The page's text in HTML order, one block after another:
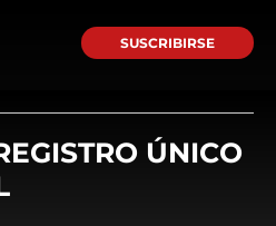
SUSCRIBIRSE
ÚNICO